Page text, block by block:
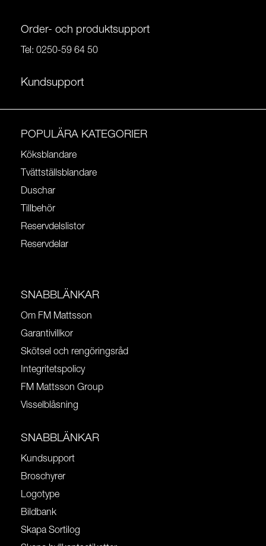
Order- och produktsupport
Tel: 0250-59 64 50
Kundsupport
POPULÄRA KATEGORIER
Köksblandare
Tvättställsblandare
Duschar
Tillbehör
Reservdelslistor
Reservdelar
SNABBLÄNKAR
Om FM Mattsson
Garantivillkor
Skötsel och rengöringsråd
Integritetspolicy
FM Mattsson Group
Visselblåsning
SNABBLÄNKAR
Kundsupport
Broschyrer
Logotype
Bildbank
Skapa Sortilog